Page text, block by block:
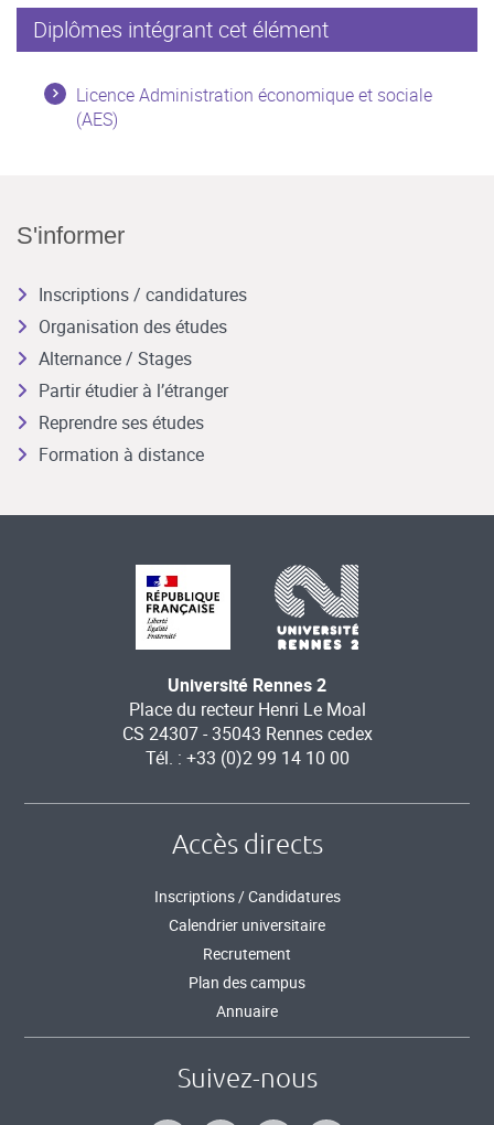
Diplômes intégrant cet élément
Licence Administration économique et sociale
(AES)
S'informer
Inscriptions / candidatures
Organisation des études
Alternance / Stages
Partir étudier à l’étranger
Reprendre ses études
Formation à distance
Université Rennes 2
Place du recteur Henri Le Moal
CS 24307 - 35043 Rennes cedex
Tél. : +33 (0)2 99 14 10 00
Accès directs
Inscriptions / Candidatures
Calendrier universitaire
Recrutement
Plan des campus
Annuaire
Suivez-nous